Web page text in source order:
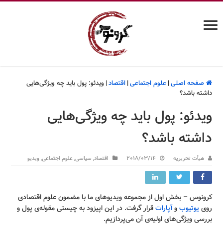
صفحه اصلی| علوم اجتماعی| اقتصاد| ویدئو: پول باید چه ویژگی‌هایی
داشته باشد؟
ویدئو: پول باید چه ویژگی‌هایی
داشته باشد؟
هیأت تحریریه 2018/03/14 اقتصاد, سیاسی,علوم اجتماعی,ویدیو
کرونوس – بخش اول از مجموعه ویدیوهای ما با مضمون علوم اقتصادی
روی یوتیوبوآپاراتقرار گرفت. در این اپیزود به چیستی مقوله‌ی پول و
بررسی ویژگی‌های اولیه‌ی آن می‌پردازیم.